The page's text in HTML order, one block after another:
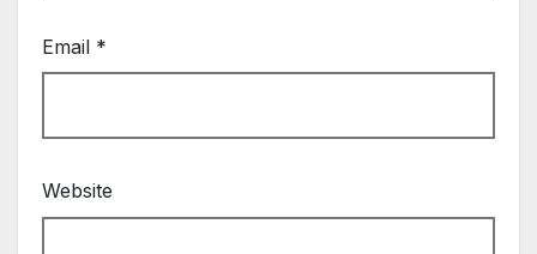
Email *
Website